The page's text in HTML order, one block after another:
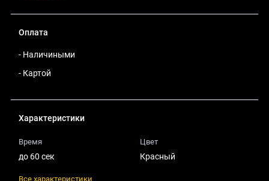
Оплата
- Наличиными
- Картой
Характеристики
Время
до 60 сек
Цвет
Красный
Все характеристики